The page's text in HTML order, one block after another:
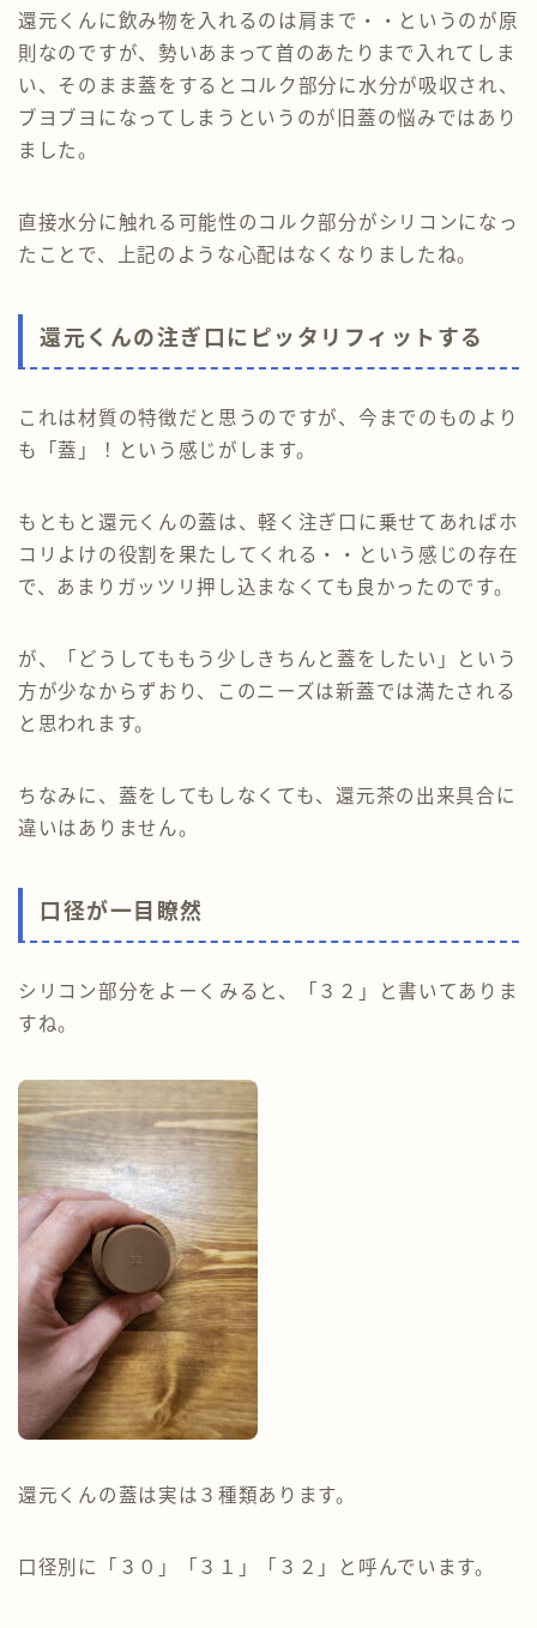
還元くんに飲み物を入れるのは肩まで・・というのが原
則なのですが、勢いあまって首のあたりまで入れてしま
い、そのまま蓋をするとコルク部分に水分が吸収され、
ブヨブヨになってしまうというのが旧蓋の悩みではあり
ました。
直接水分に触れる可能性のコルク部分がシリコンになっ
たことで、上記のような心配はなくなりましたね。
還元くんの注ぎ口にピッタリフィットする
これは材質の特徴だと思うのですが、今までのものより
も「蓋」！という感じがします。
もともと還元くんの蓋は、軽く注ぎ口に乗せてあればホ
コリよけの役割を果たしてくれる・・という感じの存在
で、あまりガッツリ押し込まなくても良かったのです。
が、「どうしてももう少しきちんと蓋をしたい」という
方が少なからずおり、このニーズは新蓋では満たされる
と思われます。
ちなみに、蓋をしてもしなくても、還元茶の出来具合に
違いはありません。
口径が一目瞭然
シリコン部分をよーくみると、「３２」と書いてありま
すね。
還元くんの蓋は実は３種類あります。
口径別に「３０」「３１」「３２」と呼んでいます。